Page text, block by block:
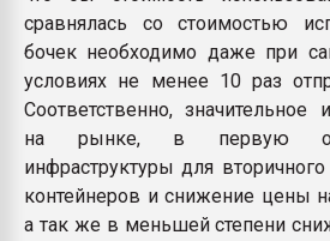
сравнялась со стоимостью
бочек необходимо даже при
условиях не менее 10 раз
Соответственно, значительное
на рынке, в первую
инфраструктуры для
контейнеров и снижение цены
а так же в меньшей степени